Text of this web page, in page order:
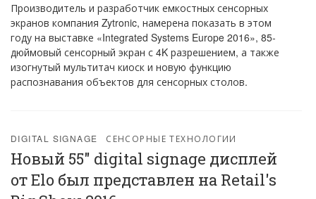
Производитель и разработчик емкостных сенсорных
экранов компания Zytronic, намерена показать в этом
году на выставке «Integrated Systems Europe 2016», 85-
дюймовый сенсорный экран с 4K разрешением, а также
изогнутый мультитач киоск и новую функцию
распознавания объектов для сенсорных столов.
DIGITAL SIGNAGE СЕНСОРНЫЕ ТЕХНОЛОГИИ
Новый 55" digital signage дисплей
от Elo был представлен на Retail's